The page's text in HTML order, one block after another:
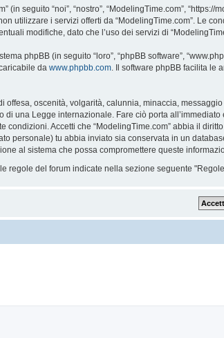
(in seguito “noi”, “nostro”, “ModelingTime.com”,
utilizzare i servizi offerti da “ModelingTime.com”. Le
modifiche, dato che l’uso dei servizi di
phpBB (in seguito “loro”, “phpBB software”,
da www.phpbb.com . Il software phpBB facilita
offesa, oscenità, volgarità, calunnia, minaccia,
di una Legge internazionale. Fare ciò porta
condizioni. Accetti che “ModelingTime.com” abbia il
personale) tu abbia inviato sia conservata in un
al sistema che possa compromettere queste
regole del forum indicate nella sezione seguente